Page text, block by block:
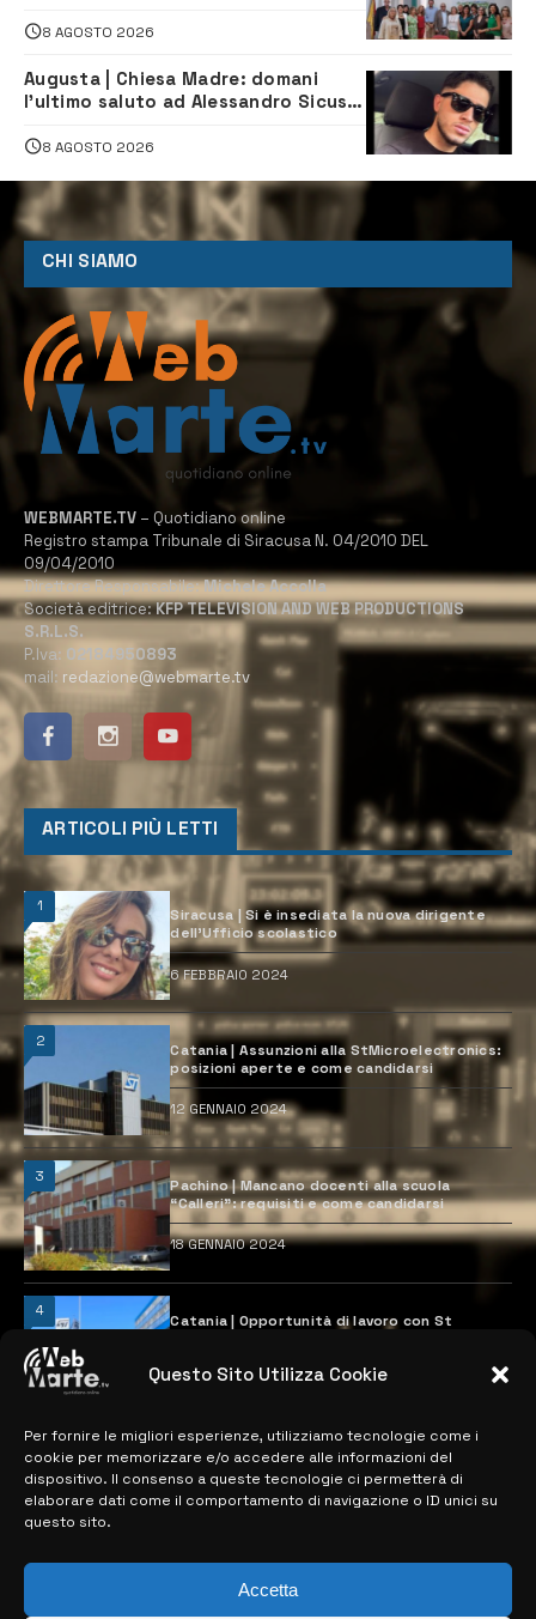
Questo Sito Utilizza Cookie
Per fornire le migliori esperienze, utilizziamo tecnologie come i
cookie per memorizzare e/o accedere alle informazioni del
dispositivo. Il consenso a queste tecnologie ci permetterà di
elaborare dati come il comportamento di navigazione o ID unici su
questo sito.
Accetta
Servizio Legale
8 AGOSTO 2026
Augusta | Chiesa Madre: domani
l’ultimo saluto ad Alessandro Sicuso,
8 AGOSTO 2026
CHI SIAMO
WEBMARTE.TV – Quotidiano online
Registro stampa Tribunale di Siracusa N. 04/2010 DEL
09/04/2010
Direttore Responsabile:Michele Accolla
Società editrice:KFP TELEVISION AND WEB PRODUCTIONS
S.R.L.S.
P.Iva: 02184950893
mail: redazione@webmarte.tv
ARTICOLI PIÙ LETTI
1
Siracusa | Si è insediata la nuova dirigente
dell’Ufficio scolastico
6 FEBBRAIO 2024
2
Catania | Assunzioni alla StMicroelectronics:
posizioni aperte e come candidarsi
12 GENNAIO 2024
3
Pachino | Mancano docenti alla scuola
“Calleri”: requisiti e come candidarsi
18 GENNAIO 2024
4
Catania | Opportunità di lavoro con St
28 MARZO 2024
MAPPA DEL SITO
> NOTIZIE